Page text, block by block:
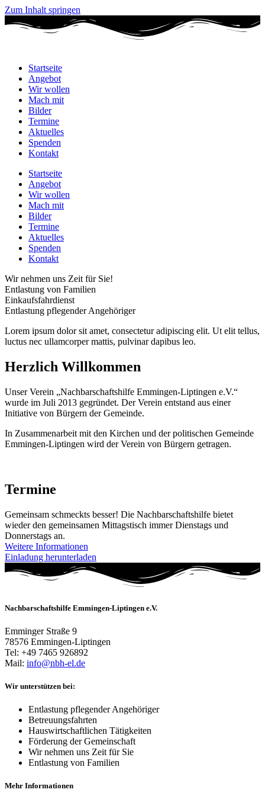
Zum Inhalt springen
Startseite
Angebot
Wir wollen
Mach mit
Bilder
Termine
Aktuelles
Spenden
Kontakt
Startseite
Angebot
Wir wollen
Mach mit
Bilder
Termine
Aktuelles
Spenden
Kontakt
Wir nehmen uns Zeit für Sie!
Entlastung von Familien
Einkaufsfahrdienst
Entlastung pflegender Angehöriger
Lorem ipsum dolor sit amet, consectetur adipiscing elit. Ut elit tellus,
luctus nec ullamcorper mattis, pulvinar dapibus leo.
Herzlich Willkommen
Unser Verein „Nachbarschaftshilfe Emmingen-Liptingen e.V.“
wurde im Juli 2013 gegründet. Der Verein entstand aus einer
Initiative von Bürgern der Gemeinde.
In Zusammenarbeit mit den Kirchen und der politischen Gemeinde
Emmingen-Liptingen wird der Verein von Bürgern getragen.
Termine
Gemeinsam schmeckts besser! Die Nachbarschaftshilfe bietet
wieder den gemeinsamen Mittagstisch immer Dienstags und
Donnerstags an.
Weitere Informationen
Einladung herunterladen
Nachbarschaftshilfe Emmingen-Liptingen e.V.
Emminger Straße 9
78576 Emmingen-Liptingen
Tel: +49 7465 926892
Mail: info@nbh-el.de
Wir unterstützen bei:
Entlastung pflegender Angehöriger
Betreuungsfahrten
Hauswirtschaftlichen Tätigkeiten
Förderung der Gemeinschaft
Wir nehmen uns Zeit für Sie
Entlastung von Familien
Mehr Informationen